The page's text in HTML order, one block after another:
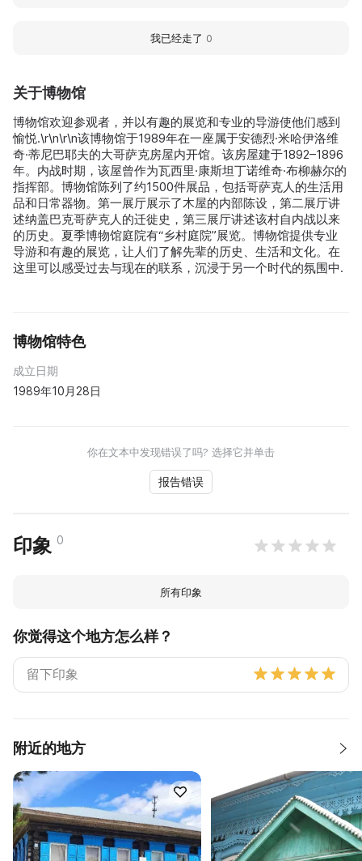
关于博物馆
博物馆欢迎参观者，并以有趣的展览和专业的导游使他们感到
愉悦.\r\n\r\n该博物馆于1989年在一座属于安德烈·米哈伊洛维
奇·蒂尼巴耶夫的大哥萨克房屋内开馆。该房屋建于1892–1896
年。内战时期，该屋曾作为瓦西里·康斯坦丁诺维奇·布柳赫尔的
指挥部。博物馆陈列了约1500件展品，包括哥萨克人的生活用
品和日常器物。第一展厅展示了木屋的内部陈设，第二展厅讲
述纳盖巴克哥萨克人的迁徙史，第三展厅讲述该村自内战以来
的历史。夏季博物馆庭院有“乡村庭院”展览。博物馆提供专业
导游和有趣的展览，让人们了解先辈的历史、生活和文化。在
这里可以感受过去与现在的联系，沉浸于另一个时代的氛围中.
博物馆特色
成立日期
1989年10月28日
你在文本中发现错误了吗? 选择它并单击
报告错误
印象 0
所有印象
你觉得这个地方怎么样？
附近的地方
我已经走了 0